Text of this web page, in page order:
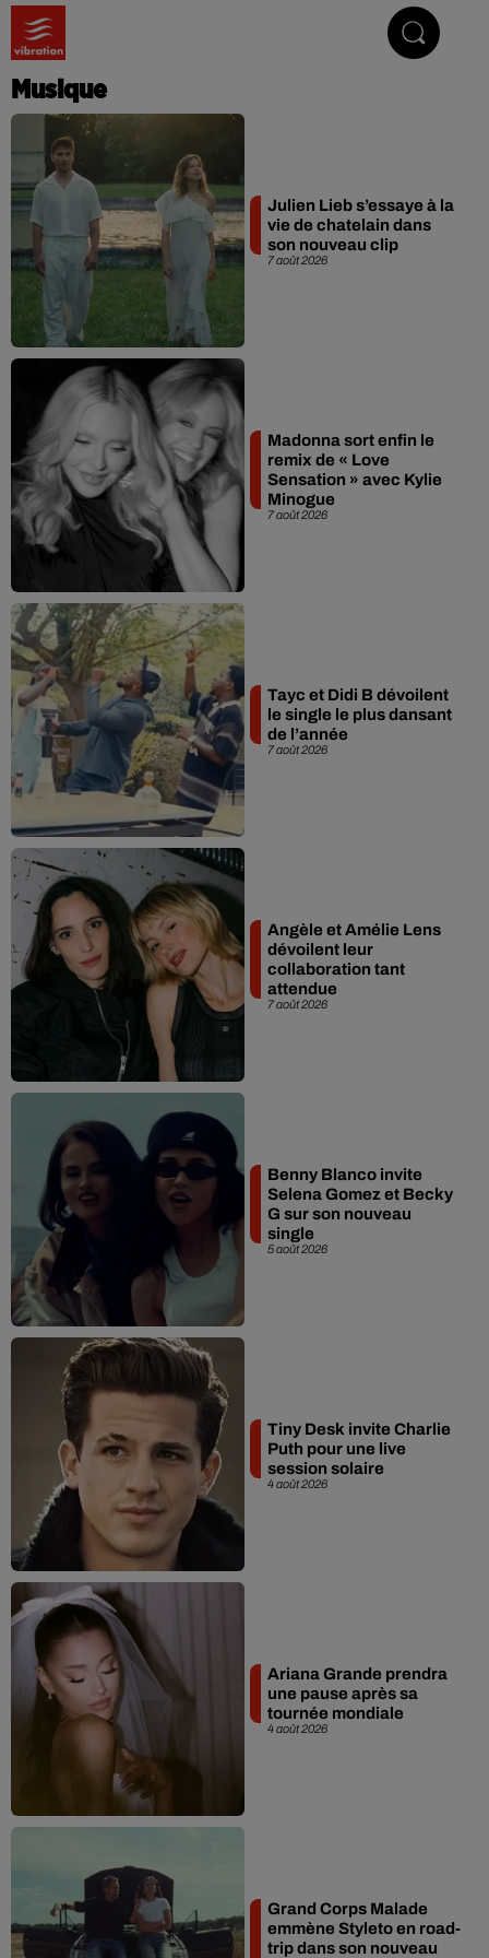
Musique
7 août 2026
Julien Lieb s’essaye à la
vie de chatelain dans
son nouveau clip
7 août 2026
Madonna sort enfin le
remix de « Love
Sensation » avec Kylie
Minogue
7 août 2026
Tayc et Didi B dévoilent
le single le plus dansant
de l’année
7 août 2026
Angèle et Amélie Lens
dévoilent leur
collaboration tant
attendue
5 août 2026
Benny Blanco invite
Selena Gomez et Becky
G sur son nouveau
single
4 août 2026
Tiny Desk invite Charlie
Puth pour une live
session solaire
4 août 2026
Ariana Grande prendra
une pause après sa
tournée mondiale
Grand Corps Malade
emmène Styleto en road-
trip dans son nouveau